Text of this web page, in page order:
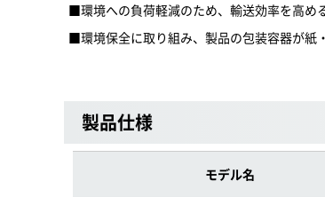
■環境への負荷軽減のため、輸送効率を高め
■環境保全に取り組み、製品の包装容器が紙
製品仕様
モデル名